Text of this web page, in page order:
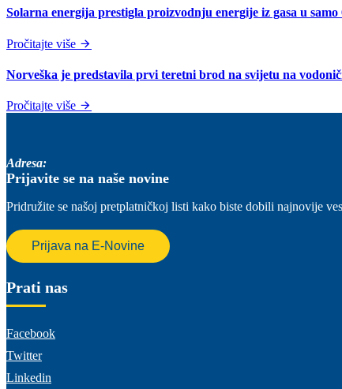
Solarna energija prestigla proizvodnju energije iz gasa u
Pročitajte više
Norveška je predstavila prvi teretni brod na svijetu na
Pročitajte više
Adresa:
Prijavite se na naše novine
Pridružite se našoj pretplatničkoj listi kako biste dobili najnovije
Prijava na E-Novine
Prati nas
Facebook
Twitter
Linkedin